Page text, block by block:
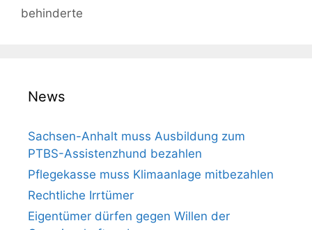
behinderte
News
Sachsen-Anhalt muss Aus­bil­dung zum
PTBS-Assis­tenz­hund bezahlen
Pflegekasse muss Klimaanlage mitbezahlen
Rechtliche Irrtümer
Eigentümer dürfen gegen Willen der